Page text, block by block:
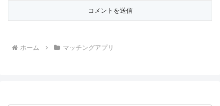
ホーム マッチングアプリ